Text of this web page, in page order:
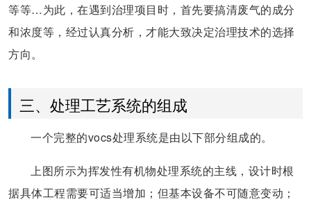
等等…为此，在遇到治理项目时，首先要搞清废气的成分
和浓度等，经过认真分析，才能大致决定治理技术的选择
方向。
三、处理工艺系统的组成
一个完整的vocs处理系统是由以下部分组成的。
上图所示为挥发性有机物处理系统的主线，设计时根
据具体工程需要可适当增加；但基本设备不可随意变动；